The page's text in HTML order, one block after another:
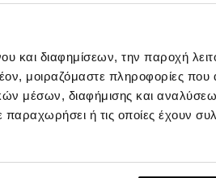
και διαφημίσεων, την παροχή
μοιραζόμαστε πληροφορίες
μέσων, διαφήμισης και
ή τις οποίες έχουν
299,00 €